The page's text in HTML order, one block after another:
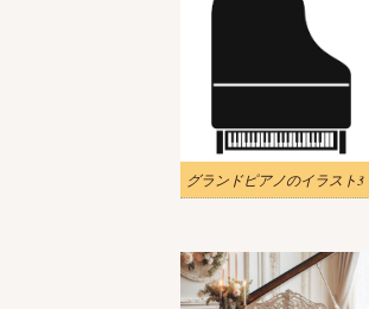
グランドピアノのイラスト3